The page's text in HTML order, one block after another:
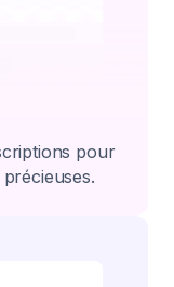
pour